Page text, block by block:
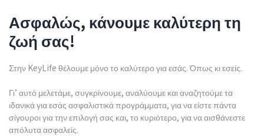
Ασφαλώς, κάνουμε καλύτερη τη
ζωή σας!
Στην KeyLife θέλουμε μόνο το καλύτερο για εσάς. Όπως κι εσείς.
Γι’ αυτό μελετάμε, συγκρίνουμε, αναλύουμε και αναζητούμε τα
ιδανικά για εσάς ασφαλιστικά προγράμματα, για να είστε πάντα
σίγουροι για την επιλογή σας και, το κυριότερο, για να αισθάνεστε
απόλυτα ασφαλείς.